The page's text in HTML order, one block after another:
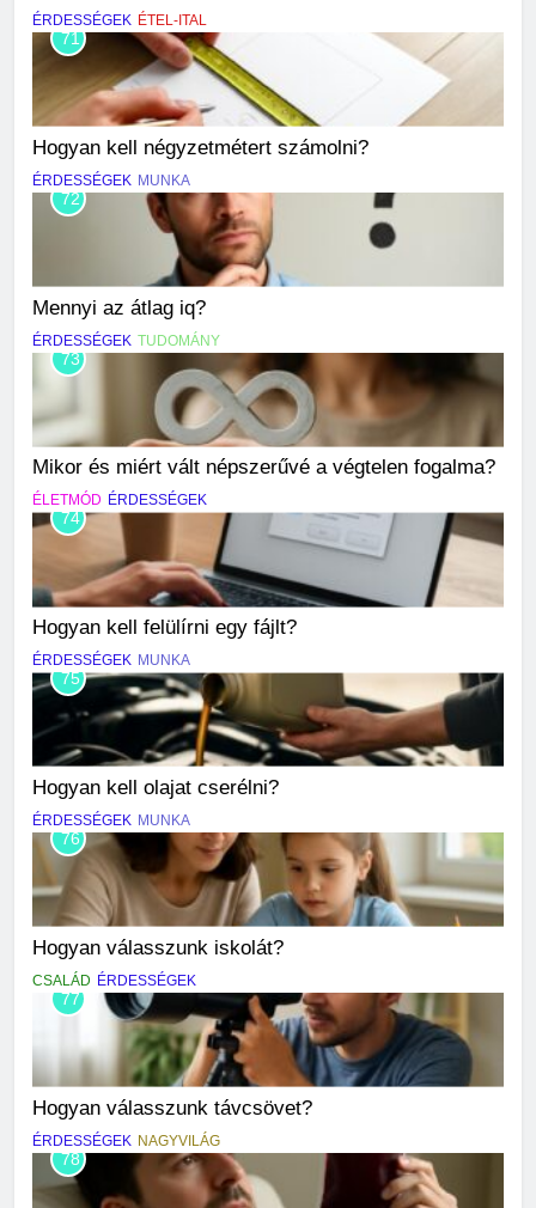
ÉRDESSÉGEK ÉTEL-ITAL
71
Hogyan kell négyzetmétert számolni?
ÉRDESSÉGEK MUNKA
72
Mennyi az átlag iq?
ÉRDESSÉGEK TUDOMÁNY
73
Mikor és miért vált népszerűvé a végtelen fogalma?
ÉLETMÓD ÉRDESSÉGEK
74
Hogyan kell felülírni egy fájlt?
ÉRDESSÉGEK MUNKA
75
Hogyan kell olajat cserélni?
ÉRDESSÉGEK MUNKA
76
Hogyan válasszunk iskolát?
CSALÁD ÉRDESSÉGEK
77
Hogyan válasszunk távcsövet?
ÉRDESSÉGEK NAGYVILÁG
78